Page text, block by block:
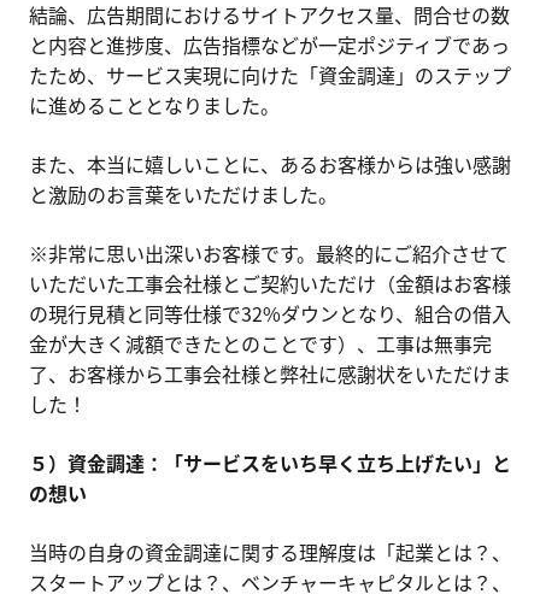
結論、広告期間におけるサイトアクセス量、問合せの数
と内容と進捗度、広告指標などが一定ポジティブであっ
たため、サービス実現に向けた「資金調達」のステップ
に進めることとなりました。
また、本当に嬉しいことに、あるお客様からは強い感謝
と激励のお言葉をいただけました。
※非常に思い出深いお客様です。最終的にご紹介させて
いただいた工事会社様とご契約いただけ（金額はお客様
の現行見積と同等仕様で32%ダウンとなり、組合の借入
金が大きく減額できたとのことです）、工事は無事完
了、お客様から工事会社様と弊社に感謝状をいただけま
した！
５）資金調達：「サービスをいち早く立ち上げたい」と
の想い
当時の自身の資金調達に関する理解度は「起業とは？、
スタートアップとは？、ベンチャーキャピタルとは？、